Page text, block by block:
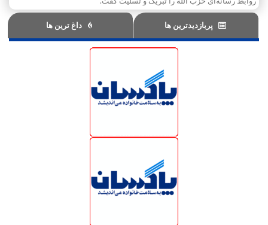
پربازدیدترین ها داغ ترین ها